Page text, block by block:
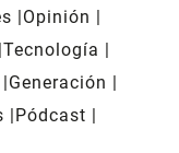
Opinión
Tecnología
Generación
Pódcast